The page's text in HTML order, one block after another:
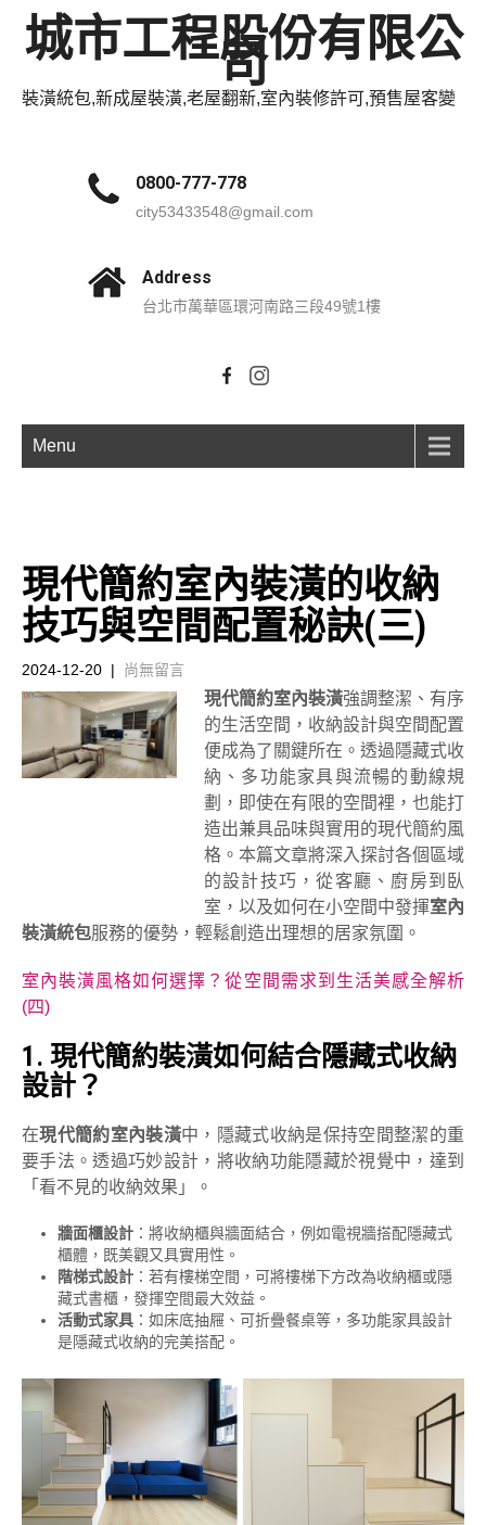
城市工程股份有限公
司
裝潢統包,新成屋裝潢,老屋翻新,室內裝修許可,預售屋客變
0800-777-778
city53433548@gmail.com
Address
台北市萬華區環河南路三段49號1樓
Menu
現代簡約室內裝潢的收納
技巧與空間配置秘訣(三)
2024-12-20 | 尚無留言
現代簡約室內裝潢強調整潔、有序
的生活空間，收納設計與空間配置
便成為了關鍵所在。透過隱藏式收
納、多功能家具與流暢的動線規
劃，即使在有限的空間裡，也能打
造出兼具品味與實用的現代簡約風
格。本篇文章將深入探討各個區域
的設計技巧，從客廳、廚房到臥
室，以及如何在小空間中發揮室內
裝潢統包服務的優勢，輕鬆創造出理想的居家氛圍。
室內裝潢風格如何選擇？從空間需求到生活美感全解析
(四)
1. 現代簡約裝潢如何結合隱藏式收納
設計？
在現代簡約室內裝潢中，隱藏式收納是保持空間整潔的重
要手法。透過巧妙設計，將收納功能隱藏於視覺中，達到
「看不見的收納效果」。
牆面櫃設計：將收納櫃與牆面結合，例如電視牆搭配隱藏式
櫃體，既美觀又具實用性。
階梯式設計：若有樓梯空間，可將樓梯下方改為收納櫃或隱
藏式書櫃，發揮空間最大效益。
活動式家具：如床底抽屜、可折疊餐桌等，多功能家具設計
是隱藏式收納的完美搭配。